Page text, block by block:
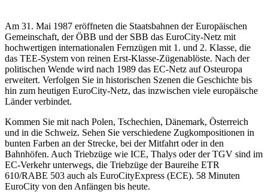
Am 31. Mai 1987 eröffneten die Staatsbahnen der Europäischen
Gemeinschaft, der ÖBB und der SBB das EuroCity-Netz mit
hochwertigen internationalen Fernzügen mit 1. und 2. Klasse, die
das TEE-System von reinen Erst-Klasse-Zügenablöste. Nach der
politischen Wende wird nach 1989 das EC-Netz auf Osteuropa
erweitert. Verfolgen Sie in historischen Szenen die Geschichte bis
hin zum heutigen EuroCity-Netz, das inzwischen viele europäische
Länder verbindet.
Kommen Sie mit nach Polen, Tschechien, Dänemark, Österreich
und in die Schweiz. Sehen Sie verschiedene Zugkompositionen in
bunten Farben an der Strecke, bei der Mitfahrt oder in den
Bahnhöfen. Auch Triebzüge wie ICE, Thalys oder der TGV sind im
EC-Verkehr unterwegs, die Triebzüge der Baureihe ETR
610/RABE 503 auch als EuroCityExpress (ECE). 58 Minuten
EuroCity von den Anfängen bis heute.